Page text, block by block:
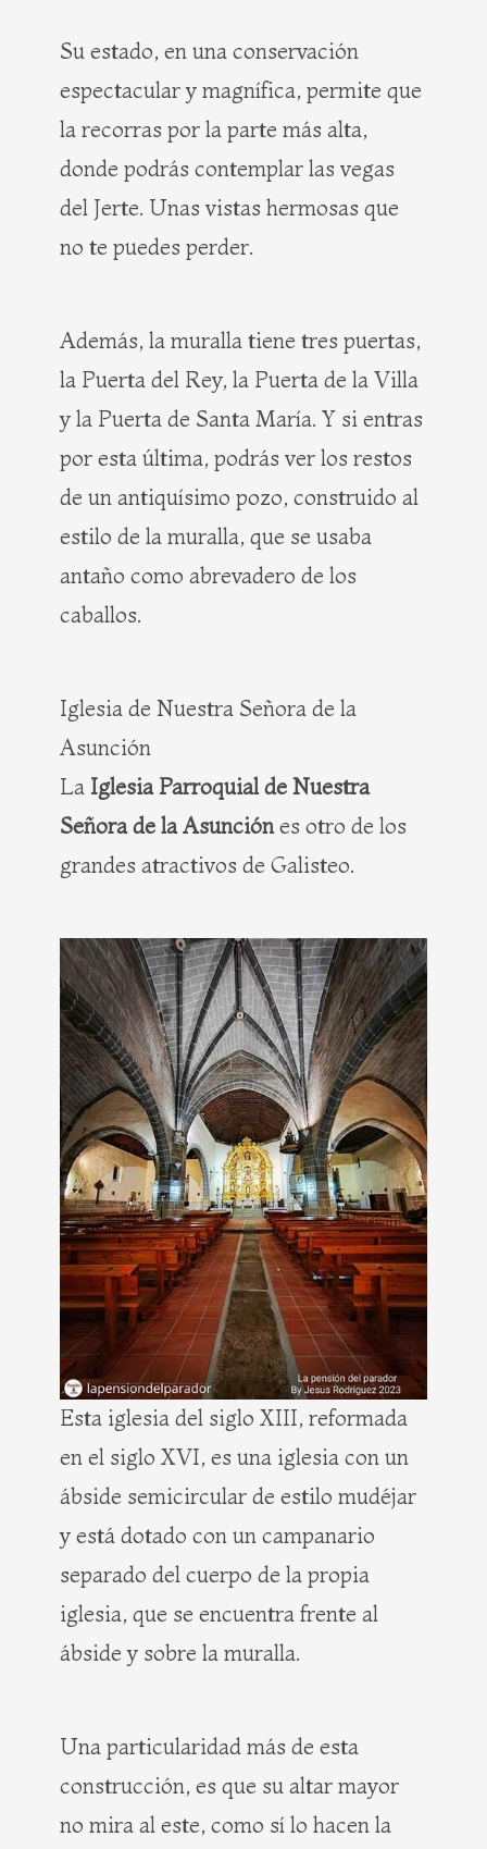
Su estado, en una conservación
espectacular y magnífica, permite que
la recorras por la parte más alta,
donde podrás contemplar las vegas
del Jerte. Unas vistas hermosas que
no te puedes perder.
Además, la muralla tiene tres puertas,
la Puerta del Rey, la Puerta de la Villa
y la Puerta de Santa María. Y si entras
por esta última, podrás ver los restos
de un antiquísimo pozo, construido al
estilo de la muralla, que se usaba
antaño como abrevadero de los
caballos.
Iglesia de Nuestra Señora de la
Asunción
La Iglesia Parroquial de Nuestra
Señora de la Asunciónes otro de los
grandes atractivos de Galisteo.
Esta iglesia del siglo XIII, reformada
en el siglo XVI, es una iglesia con un
ábside semicircular de estilo mudéjar
y está dotado con un campanario
separado del cuerpo de la propia
iglesia, que se encuentra frente al
ábside y sobre la muralla.
Una particularidad más de esta
construcción, es que su altar mayor
no mira al este, como sí lo hacen la